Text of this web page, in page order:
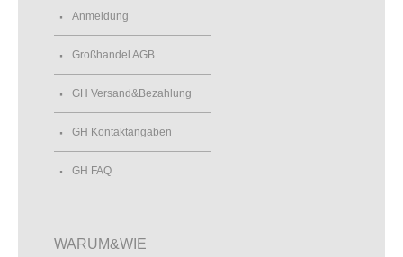
Anmeldung
Großhandel AGB
GH Versand&Bezahlung
GH Kontaktangaben
GH FAQ
WARUM&WIE